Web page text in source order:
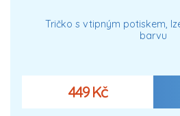
Tričko s vtipným potiskem,
barvu
449 Kč